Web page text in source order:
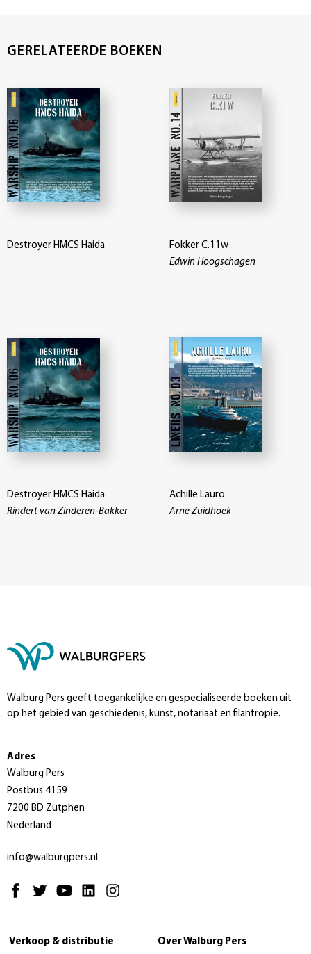
GERELATEERDE BOEKEN
Destroyer HMCS Haida
Fokker C.11w
Edwin Hoogschagen
Destroyer HMCS Haida
Rindert van Zinderen-Bakker
Achille Lauro
Arne Zuidhoek
Walburg Pers geeft toegankelijke en gespecialiseerde boeken uit
op het gebied van geschiedenis, kunst, notariaat en filantropie.
Adres
Walburg Pers
Postbus 4159
7200 BD Zutphen
Nederland
info@walburgpers.nl
Verkoop & distributie Over Walburg Pers